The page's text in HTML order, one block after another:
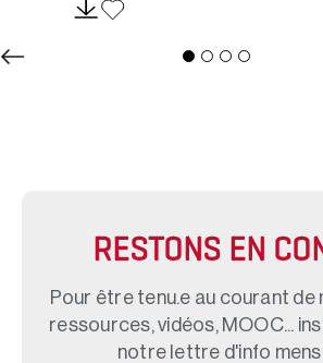
RESTONS EN
Pour être tenu.e au courant de
ressources, vidéos, MOOC...
notre lettre d'info